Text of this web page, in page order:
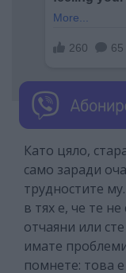
Като цяло,
само заради
трудностите
в тях е, че те
отчаяни или
имате
помнете: това